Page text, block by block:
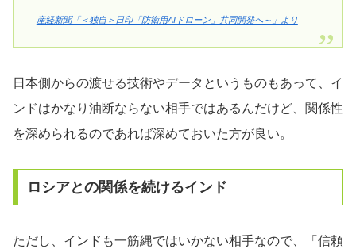
産経新聞「＜独自＞日印「防衛用AIドローン」共同開発へ～」より
日本側からの渡せる技術やデータというものもあって、イ
ンドはかなり油断ならない相手ではあるんだけど、関係性
を深められるのであれば深めておいた方が良い。
ロシアとの関係を続けるインド
ただし、インドも一筋縄ではいかない相手なので、「信頼